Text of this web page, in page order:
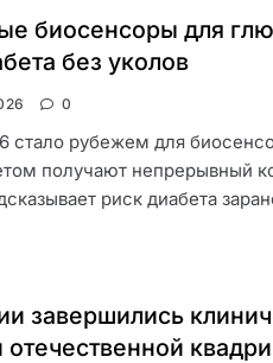
биосенсоры для
без уколов
0
стало рубежем для
получают непрерывный
риск диабета
завершились
отечественной